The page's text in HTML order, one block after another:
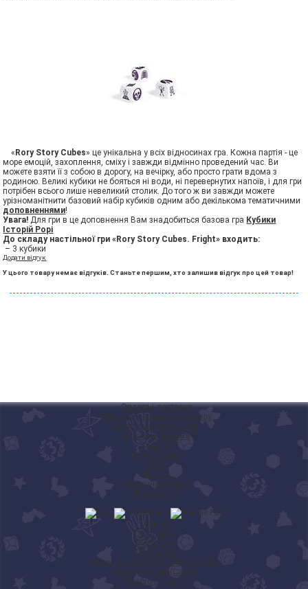
« Rory Story Cubes» це унікальна у всіх відносинах гра. Кожна партія - це
море емоцій, захоплення, сміху і завжди відмінно проведений час. Ви
можете взяти її з собою в дорогу, на вечірку, або просто грати вдома з
родиною. Великі кубики не бояться ні води, ні перевернутих напоїв, і для гри
потрібен всього лише невеликий столик. До того ж ви завжди можете
урізноманітнити базовий набір кубиків одним або декількома тематичними
доповненнями!
Увага! Для гри в це доповнення Вам знадобиться базова гра Кубики
Історій Рорі
До складу настільної гри «Rory Story Cubes. Fright» входить:
– 3 кубики
Додати відгук
У цього товару немає відгуків. Станьте першим, хто залишив відгук про цей товар!
◦Оплата і доставка
◦ Обмін та повернення товару
Програма лояльності
Моє замовлення
◦ Вакансії
Клуб Ігромаг
Блог
◦ Форум
Публічна оферта
Мапа сайту
◦ Манчкін
◦ Діксіт (Dixit)
◦ Монополія
Аліас (Alias)
Квиток на потяг (Ticket to Ride)
Колонізатори (Catan)
Hasbro (Хасбро)